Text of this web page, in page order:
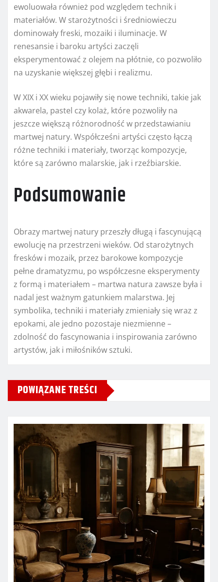
ewoluowała również pod względem technik i
materiałów. W starożytności i średniowieczu
dominowały freski, mozaiki i iluminacje. W
renesansie i baroku artyści zaczęli
eksperymentować z olejem na płótnie, co pozwoliło
na uzyskanie większej głębi i realizmu.
W XIX i XX wieku pojawiły się nowe techniki, takie jak
akwarela, pastel czy kolaż, które pozwoliły na
jeszcze większą różnorodność w przedstawianiu
martwej natury. Współcześni artyści często łączą
różne techniki i materiały, tworząc kompozycje,
które są zarówno malarskie, jak i rzeźbiarskie.
Podsumowanie
Obrazy martwej natury przeszły długą i fascynującą
ewolucję na przestrzeni wieków. Od starożytnych
fresków i mozaik, przez barokowe kompozycje
pełne dramatyzmu, po współczesne eksperymenty
z formą i materiałem – martwa natura zawsze była i
nadal jest ważnym gatunkiem malarstwa. Jej
symbolika, techniki i materiały zmieniały się wraz z
epokami, ale jedno pozostaje niezmienne –
zdolność do fascynowania i inspirowania zarówno
artystów, jak i miłośników sztuki.
POWIĄZANE TREŚCI